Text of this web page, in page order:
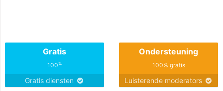
Gratis
100%
Gratis diensten
Ondersteuning
100% gratis
Luisterende moderators